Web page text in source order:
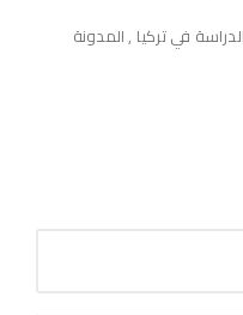
الدراسة في تركيا ,المدونة